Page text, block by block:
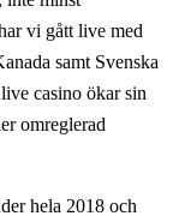
vi gått live med
samt Svenska
casino ökar sin
omreglerad
hela 2018 och